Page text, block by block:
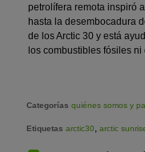
petrolífera remota inspiró
hasta la desembocadura
de los Arctic 30 y está
los combustibles fósiles
Categorías quiénes somos y
Etiquetas arctic30, arctic